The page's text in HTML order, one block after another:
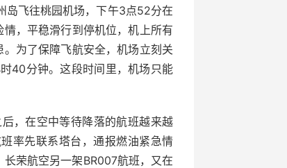
岛飞往桃园机场，下午3点52分在
，平稳滑行到停机位，机上所有
为了保障飞航安全，机场立刻关
40分钟。这段时间里，机场只能
，在空中等待降落的航班越来越
率先联系塔台，通报燃油紧急情
荣航空另一架BR007航班，又在